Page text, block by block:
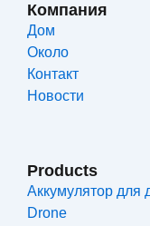
Компания
Дом
Около
Контакт
Новости
Products
Аккумулятор для
Drone